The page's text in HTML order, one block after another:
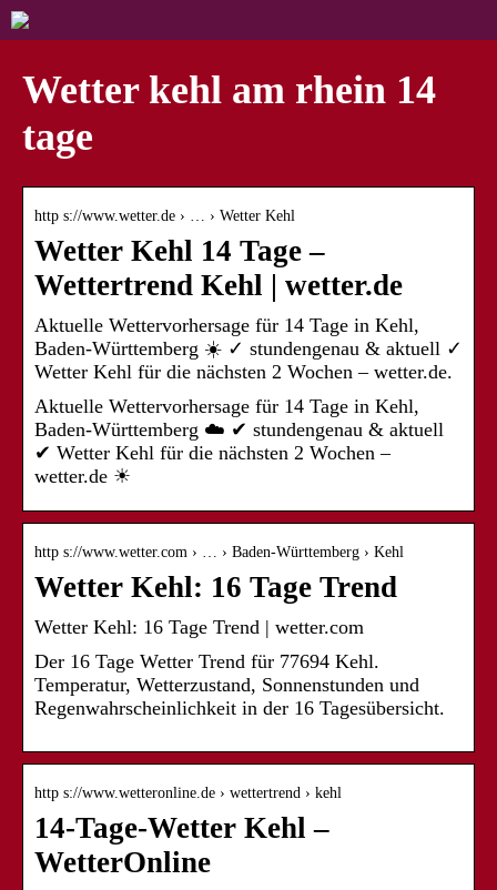
Wetter kehl am rhein 14
tage
http s://www.wetter.de › … › Wetter Kehl
Wetter Kehl 14 Tage –
Wettertrend Kehl | wetter.de
Aktuelle Wettervorhersage für 14 Tage in Kehl,
Baden-Württemberg ☀️ ✓ stundengenau & aktuell ✓
Wetter Kehl für die nächsten 2 Wochen – wetter.de.
Aktuelle Wettervorhersage für 14 Tage in Kehl,
Baden-Württemberg ☁️ ✔ stundengenau & aktuell
✔ Wetter Kehl für die nächsten 2 Wochen –
wetter.de ☀
http s://www.wetter.com › … › Baden-Württemberg › Kehl
Wetter Kehl: 16 Tage Trend
Wetter Kehl: 16 Tage Trend | wetter.com
Der 16 Tage Wetter Trend für 77694 Kehl.
Temperatur, Wetterzustand, Sonnenstunden und
Regenwahrscheinlichkeit in der 16 Tagesübersicht.
http s://www.wetteronline.de › wettertrend › kehl
14-Tage-Wetter Kehl –
WetterOnline